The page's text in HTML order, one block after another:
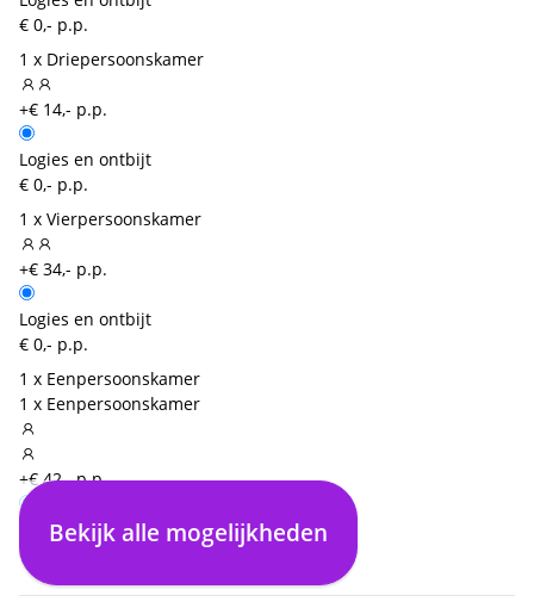
€ 0,- p.p.
1 x Driepersoonskamer
+€ 14,- p.p.
Logies en ontbijt
€ 0,- p.p.
1 x Vierpersoonskamer
+€ 34,- p.p.
Logies en ontbijt
€ 0,- p.p.
1 x Eenpersoonskamer
1 x Eenpersoonskamer
+€ 42,- p.p.
Logies en ontbijt
€ 0,- p.p.
Bekijk alle mogelijkheden